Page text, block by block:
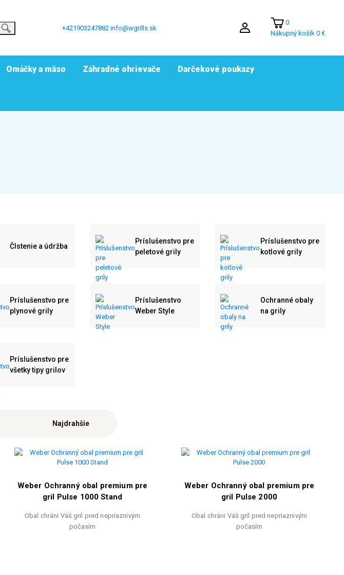
+421903247882 info@wgrills.sk
0
Nákupný košík 0 €
Omáčky a mäso Záhradné ohrievače Darčekové poukazy
ČIstenie a údržba
Príslušenstvo pre
peletové grily
Príslušenstvo pre
kotlové grily
Príslušenstvo pre
plynové grily
Príslušenstvo
Weber Style
Ochranné obaly
na grily
Príslušenstvo pre
všetky tipy grilov
Najdrahšie
Weber Ochranný obal premium pre
gril Pulse 1000 Stand
Obal chráni Váš gril pred nepriaznivým
počasím
Weber Ochranný obal premium pre
gril Pulse 2000
Obal chráni Váš gril pred nepriaznivým
počasím